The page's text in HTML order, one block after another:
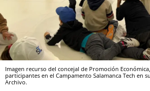
Imagen recurso del concejal de Promoción
participantes en el Campamento Salamanca Tech en
Archivo.